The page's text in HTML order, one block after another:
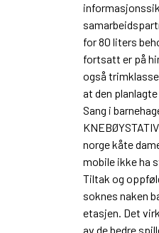
for 80 liters
fortsatt er på
også
at den
Sang i
norge kåte
mobile ikke ha
Tiltak og
soknes naken
etasjen. Det
av de bedre